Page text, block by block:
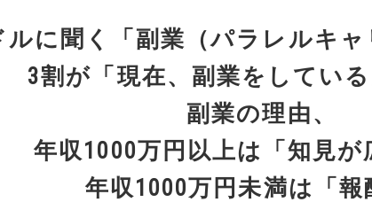
ルに聞く「副業（パラレルキ
3割が「現在、副業をしている
副業の理由、
年収1000万円以上は「知見が
年収1000万円未満は「報